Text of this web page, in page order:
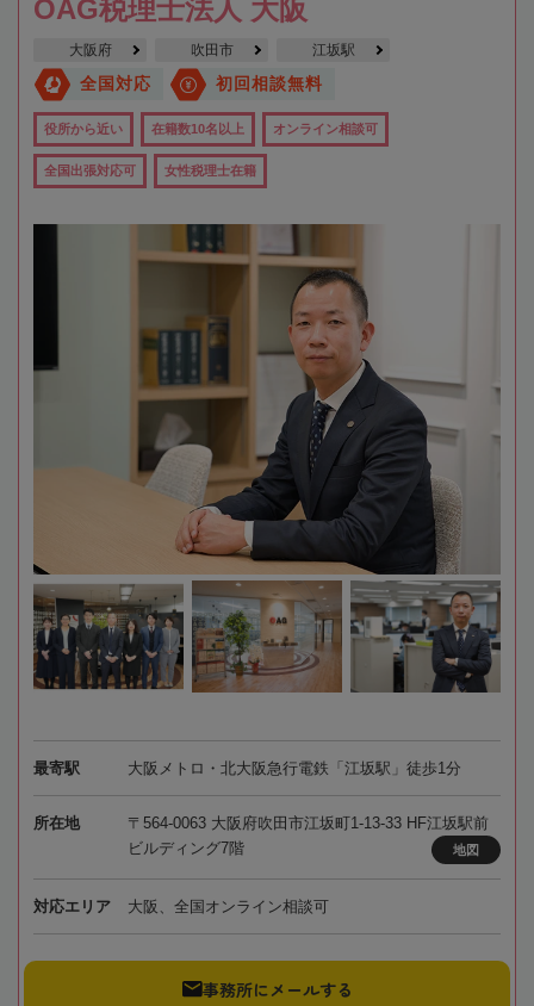
OAG税理士法人 大阪
大阪府 吹田市 江坂駅
全国対応 初回相談無料
役所から近い 在籍数10名以上 オンライン相談可
全国出張対応可 女性税理士在籍
最寄駅 大阪メトロ・北大阪急行電鉄「江坂駅」徒歩1分
所在地
〒564-0063 大阪府吹田市江坂町1-13-33 HF江坂駅前
ビルディング7階
地図
対応エリア 大阪、全国オンライン相談可
事務所にメールする